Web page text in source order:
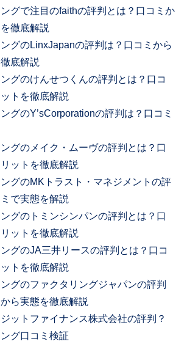
グで注目のfaithの評判とは？口コミか
徹底解説
グのLinxJapanの評判は？口コミから
底解説
グのけんせつくんの評判とは？口コ
トを徹底解説
グのY’sCorporationの評判は？口コミ
グのメイク・ムーヴの評判とは？口
ットを徹底解説
グのMKトラスト・マネジメントの評
で実態を解説
グのトミンシンパンの評判とは？口
ットを徹底解説
グのJA三井リースの評判とは？口コ
トを徹底解説
グのファクタリングジャパンの評判
ら実態を徹底解説
ットファイナンス株式会社の評判？
グ口コミ検証